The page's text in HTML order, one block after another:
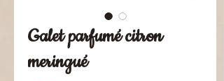
Galet parfumé citron
meringué